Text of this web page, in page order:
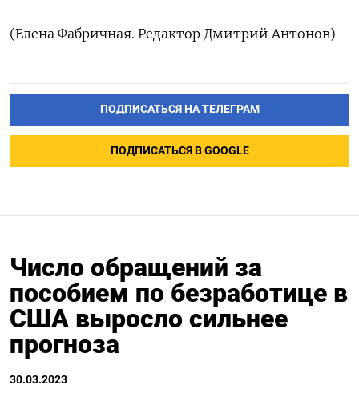
(Елена Фабричная. Редактор Дмитрий Антонов)
ПОДПИСАТЬСЯ НА ТЕЛЕГРАМ
ПОДПИСАТЬСЯ В GOOGLE
Число обращений за
пособием по безработице в
США выросло сильнее
прогноза
30.03.2023